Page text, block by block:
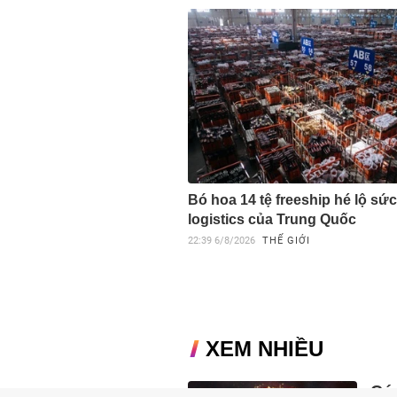
Bó hoa 14 tệ freeship hé lộ
logistics của Trung Quốc
22:39 6/8/2026 THẾ GIỚI
XEM NHIỀU